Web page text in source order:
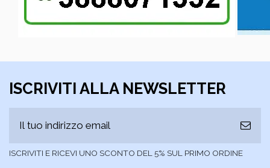
ISCRIVITI ALLA NEWSLETTER
ISCRIVITI E RICEVI UNO SCONTO DEL 5% SUL PRIMO ORDINE